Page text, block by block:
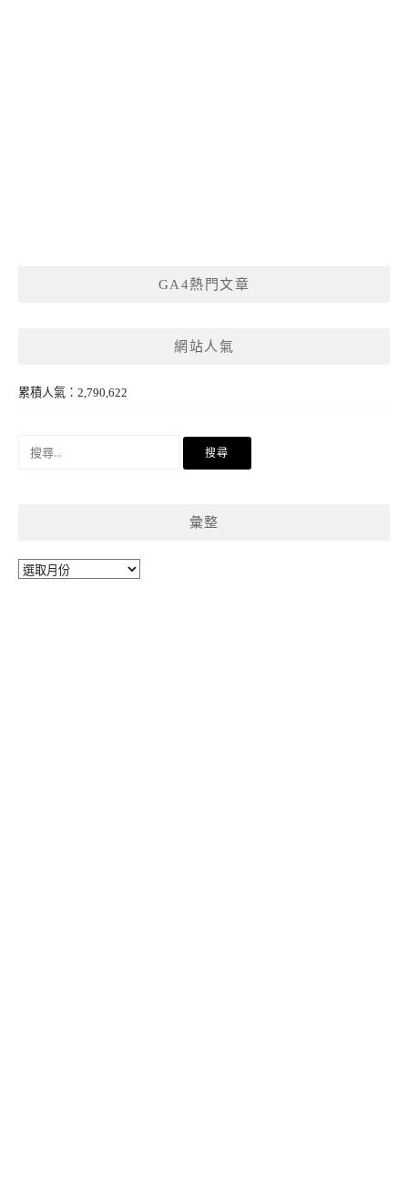
GA4熱門文章
網站人氣
累積人氣：2,790,622
彙整
彙